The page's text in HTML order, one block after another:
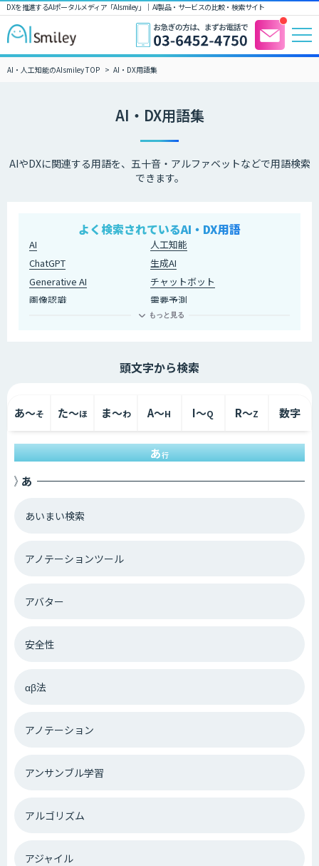
DXを推進するAIポータルメディア「AIsmiley」｜ AI製品・サービスの比較・検索サイト
AI・人工知能のAIsmiley TOP AI・DX用語集
AI・DX用語集
AIやDXに関連する用語を、五十音・アルファベットなどで用語検索
できます。
よく検索されているAI・DX用語
AI
人工知能
ChatGPT
生成AI
Generative AI
チャットボット
画像認識
需要予測
アノテーション
GPT4
シンギュラリティ
機械学習
感情認識
顔認証
AI 検索システム
ナレッジマネジメント
PoC検証
自然言語処理
配送ルート最適化
RPA
もっと見る
頭文字から検索
あ〜そ た〜ほ ま〜わ A〜H I〜Q R〜Z 数字
あ行
あ
あいまい検索
アノテーションツール
アバター
安全性
αβ法
アノテーション
アンサンブル学習
アルゴリズム
アジャイル